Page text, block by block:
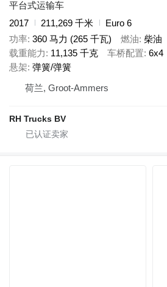
平台式运输车
2017
211,269 千米
Euro 6
功率 360 马力 (265 千瓦) 燃油 柴油
载重能力
11,135 千克 车桥配置 6x4
悬架 弹簧/弹簧
荷兰, Groot-Ammers
RH Trucks BV